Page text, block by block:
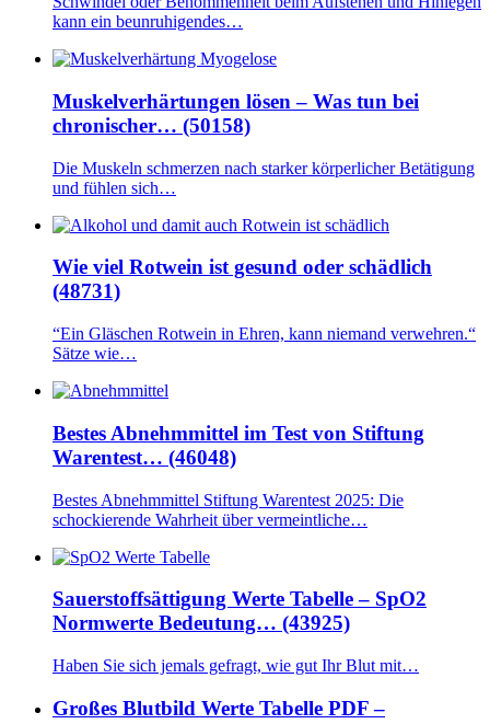
kann ein beunruhigendes…
Muskelverhärtungen lösen – Was tun bei
chronischer… (50158)
Die Muskeln schmerzen nach starker körperlicher Betätigung
und fühlen sich…
Wie viel Rotwein ist gesund oder schädlich
(48731)
“Ein Gläschen Rotwein in Ehren, kann niemand verwehren.“
Sätze wie…
Bestes Abnehmmittel im Test von Stiftung
Warentest… (46048)
Bestes Abnehmmittel Stiftung Warentest 2025: Die
schockierende Wahrheit über vermeintliche…
Sauerstoffsättigung Werte Tabelle – SpO2
Normwerte Bedeutung… (43925)
Haben Sie sich jemals gefragt, wie gut Ihr Blut mit…
Großes Blutbild Werte Tabelle PDF –